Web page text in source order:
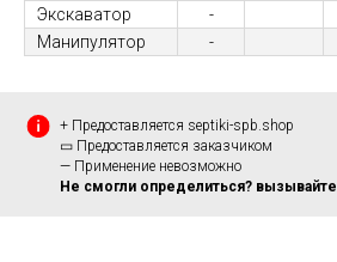
Экскаватор
-
Манипулятор
-
+ Предоставляется septiki-spb.shop
▭ Предоставляется заказчиком
— Применение невозможно
Не смогли определиться? вызывайте